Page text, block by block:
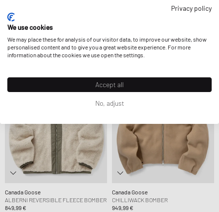
Canada Goose
MONTGOMERY COAT
Canada Goose
ALBERNI REVERSIBLE FLEECE BOMBER
849,99 €
Canada Goose
CHILLIWACK BOMBER
949,99 €
Privacy policy
We use cookies
We may place these for analysis of our visitor data, to improve our website, show
personalised content and to give you a great website experience. For more
information about the cookies we use open the settings.
Accept all
No, adjust